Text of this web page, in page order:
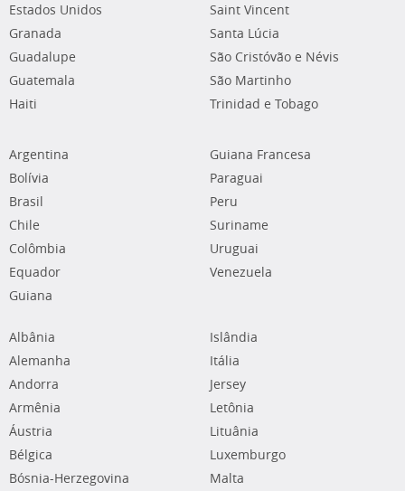
Estados Unidos
Granada
Guadalupe
Guatemala
Haiti
Saint Vincent
Santa Lúcia
São Cristóvão e Névis
São Martinho
Trinidad e Tobago
Argentina
Bolívia
Brasil
Chile
Colômbia
Equador
Guiana
Guiana Francesa
Paraguai
Peru
Suriname
Uruguai
Venezuela
Albânia
Alemanha
Andorra
Armênia
Áustria
Bélgica
Bósnia-Herzegovina
Islândia
Itália
Jersey
Letônia
Lituânia
Luxemburgo
Malta